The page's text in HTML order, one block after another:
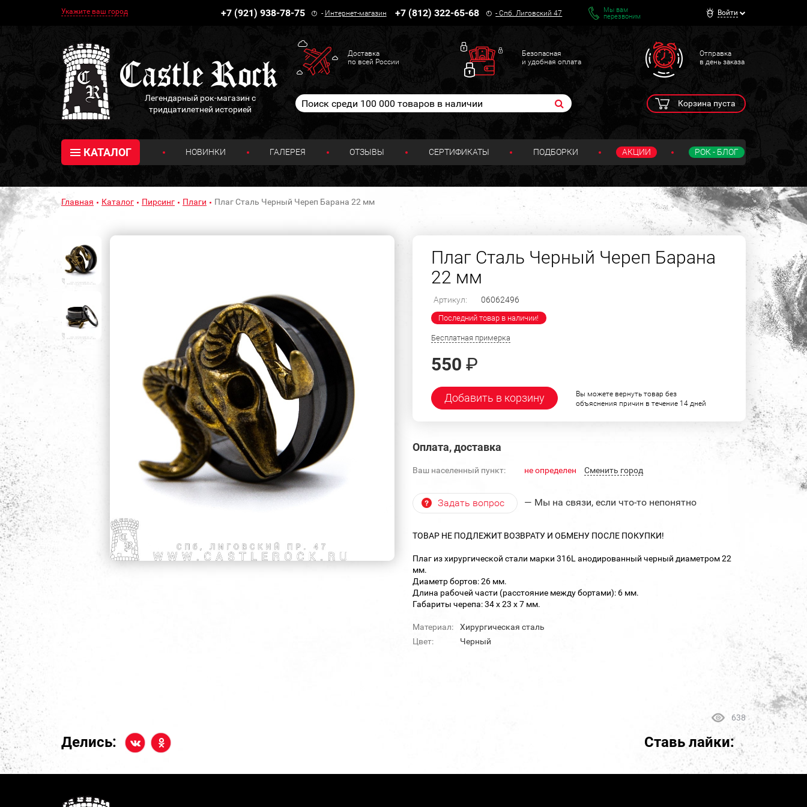
Укажите ваш город +7 (921) 938-78-75 - Интернет-магазин +7 (812) 322-65-68 -Спб. Лиговский 47
Мы вам
перезвоним
Войти
Легендарный рок-магазин с
тридцатилетней историей
Доставка
по всей России
Безопасная
и удобная оплата
Отправка
в день заказа
Корзина пуста
КАТАЛОГ НОВИНКИ ГАЛЕРЕЯ ОТЗЫВЫ СЕРТИФИКАТЫ ПОДБОРКИ АКЦИИ РОК - БЛОГ
Главная Каталог Пирсинг Плаги Плаг Сталь Черный Череп Барана 22 мм
Плаг Сталь Черный Череп Барана
22 мм
Артикул: 06062496
Последний товар в наличии!
Бесплатная примерка
550 ₽
Добавить в корзину
Вы можете вернуть товар без
объяснения причин в течение 14 дней
Оплата, доставка
Ваш населенный пункт: не определен Cменить город
Задать вопрос — Мы на связи, если что-то непонятно
ТОВАР НЕ ПОДЛЕЖИТ ВОЗВРАТУ И ОБМЕНУ ПОСЛЕ ПОКУПКИ!
Плаг из хирургической стали марки 316L анодированный черный диаметром 22
мм.
Диаметр бортов: 26 мм.
Длина рабочей части (расстояние между бортами): 6 мм.
Габариты черепа: 34 х 23 х 7 мм.
Материал:
Хирургическая сталь
Цвет:
Черный
638
Делись: Ставь лайки: